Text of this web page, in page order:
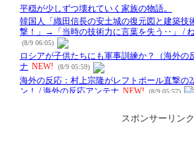
スポンサーリンク